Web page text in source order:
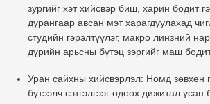
зургийг хэт хийсвэр биш, харин бодит
дурангаар авсан мэт харагдуулахад
студийн гэрэлтүүлэг, макро линзний
дүрийн арьсны бүтэц зэргийг маш
Уран сайхны хийсвэрлэл: Номд зөвхөн
бүтээлч сэтгэлгээг өдөөх дижитал усан